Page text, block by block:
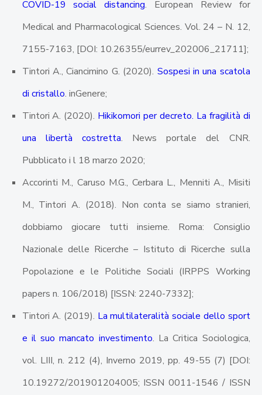
COVID-19 social distancing. European Review for
Medical and Pharmacological Sciences. Vol. 24 – N. 12,
7155-7163, [DOI: 10.26355/eurrev_202006_21711];
Tintori A., Ciancimino G. (2020). Sospesi in una scatola
di cristallo. inGenere;
Tintori A. (2020). Hikikomori per decreto. La fragilità di
una libertà costretta. News portale del CNR.
Pubblicato i l 18 marzo 2020;
Accorinti M., Caruso M.G., Cerbara L., Menniti A., Misiti
M., Tintori A. (2018). Non conta se siamo stranieri,
dobbiamo giocare tutti insieme. Roma: Consiglio
Nazionale delle Ricerche – Istituto di Ricerche sulla
Popolazione e le Politiche Sociali (IRPPS Working
papers n. 106/2018) [ISSN: 2240-7332];
Tintori A. (2019). La multilateralità sociale dello sport
e il suo mancato investimento. La Critica Sociologica,
vol. LIII, n. 212 (4), Inverno 2019, pp. 49-55 (7) [DOI:
10.19272/201901204005; ISSN 0011-1546 / ISSN